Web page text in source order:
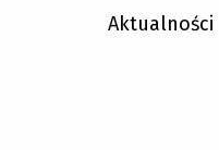
Aktualności